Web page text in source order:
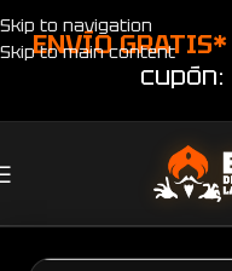
Skip to navigation
Skip to main content
ENVÍO GRATIS*
cupón: